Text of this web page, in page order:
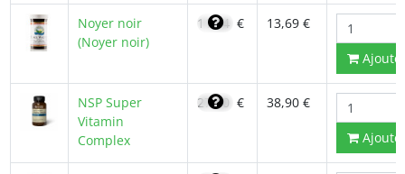
Noyer noir
(Noyer noir)
11,64 € 13,69 €
NSP Super
Vitamin
Complex
27,80 € 38,90 €